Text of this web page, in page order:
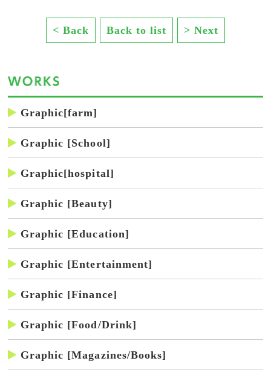
< Back Back to list > Next
Graphic[farm]
Graphic [School]
Graphic[hospital]
Graphic [Beauty]
Graphic [Education]
Graphic [Entertainment]
Graphic [Finance]
Graphic [Food/Drink]
Graphic [Magazines/Books]